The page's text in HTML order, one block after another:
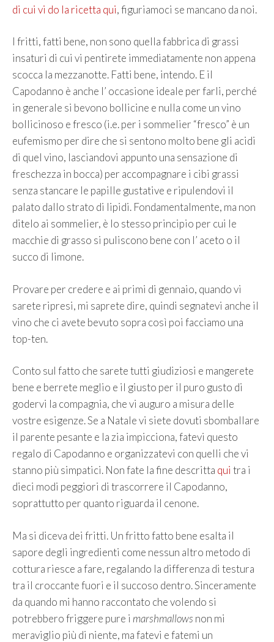
di cui vi do la ricetta qui, figuriamoci se mancano da noi.
I fritti, fatti bene, non sono quella fabbrica di grassi
insaturi di cui vi pentirete immediatamente non appena
scocca la mezzanotte. Fatti bene, intendo. E il
Capodanno è anche l’ occasione ideale per farli, perché
in generale si bevono bollicine e nulla come un vino
bollicinoso e fresco (i.e. per i sommelier “fresco” è un
eufemismo per dire che si sentono molto bene gli acidi
di quel vino, lasciandovi appunto una sensazione di
freschezza in bocca) per accompagnare i cibi grassi
senza stancare le papille gustative e ripulendovi il
palato dallo strato di lipidi. Fondamentalmente, ma non
ditelo ai sommelier, è lo stesso principio per cui le
macchie di grasso si puliscono bene con l’ aceto o il
succo di limone.
Provare per credere e ai primi di gennaio, quando vi
sarete ripresi, mi saprete dire, quindi segnatevi anche il
vino che ci avete bevuto sopra così poi facciamo una
top-ten.
Conto sul fatto che sarete tutti giudiziosi e mangerete
bene e berrete meglio e il giusto per il puro gusto di
godervi la compagnia, che vi auguro a misura delle
vostre esigenze. Se a Natale vi siete dovuti sbomballare
il parente pesante e la zia impicciona, fatevi questo
regalo di Capodanno e organizzatevi con quelli che vi
stanno più simpatici. Non fate la fine descritta qui tra i
dieci modi peggiori di trascorrere il Capodanno,
soprattutto per quanto riguarda il cenone.
Ma si diceva dei fritti. Un fritto fatto bene esalta il
sapore degli ingredienti come nessun altro metodo di
cottura riesce a fare, regalando la differenza di testura
tra il croccante fuori e il succoso dentro. Sinceramente
da quando mi hanno raccontato che volendo si
potrebbero friggere pure i marshmallows non mi
meraviglio più di niente, ma fatevi e fatemi un